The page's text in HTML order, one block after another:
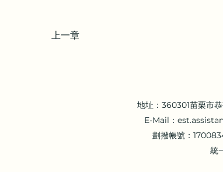
上一章
地址：360301苗栗市
E-Mail：
劃撥帳號：
統